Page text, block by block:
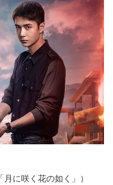
に咲く花の如く」）